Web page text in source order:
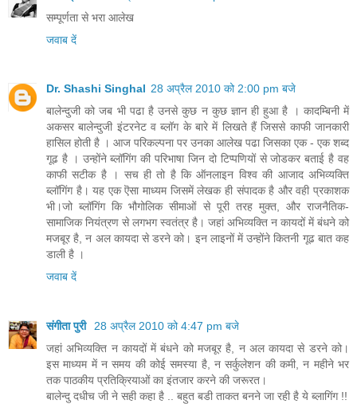
सम्पूर्णता से भरा आलेख
जवाब दें
Dr. Shashi Singhal 28 अप्रैल 2010 को 2:00 pm बजे
बालेन्दुजी को जब भी पढा है उनसे कुछ न कुछ ज्ञान ही हुआ है । कादम्बिनी में
अकसर बालेन्दुजी इंटरनेट व ब्लॉग के बारे में लिखते हैं जिससे काफी जानकारी
हासिल होती है । आज परिकल्पना पर उनका आलेख पढा जिसका एक - एक शब्द
गूढ है । उन्होंने ब्लॉगिंग की परिभाषा जिन दो टिप्पणियों से जोडकर बताई है वह
काफी सटीक है । सच ही तो है कि ऑनलाइन विश्व की आजाद अभिव्यक्ति
ब्लॉगिंग है। यह एक ऎसा माध्यम जिसमें लेखक ही संपादक है और वही प्रकाशक
भी।जो ब्लॉगिंग कि भौगोलिक सीमाओं से पूरी तरह मुक्त, और राजनैतिक-
सामाजिक नियंत्रण से लगभग स्वतंत्र है। जहां अभिव्यक्ति न कायदों में बंधने को
मजबूर है, न अल कायदा से डरने को। इन लाइनों में उन्होंने कितनी गूढ बात कह
डाली है ।
जवाब दें
संगीता पुरी 28 अप्रैल 2010 को 4:47 pm बजे
जहां अभिव्यक्ति न कायदों में बंधने को मजबूर है, न अल कायदा से डरने को।
इस माध्यम में न समय की कोई समस्या है, न सर्कुलेशन की कमी, न महीने भर
तक पाठकीय प्रतिक्रियाओं का इंतजार करने की जरूरत।
बालेन्‍दु दधीच जी ने सही कहा है .. बहुत बडी ताकत बनने जा रही है ये ब्‍लागिंग !!